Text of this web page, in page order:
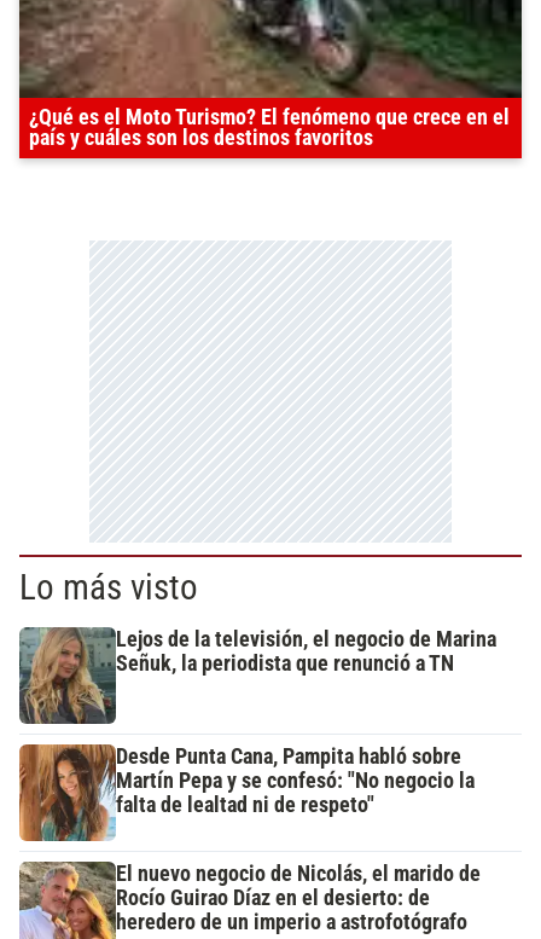
¿Qué es el Moto Turismo? El fenómeno que crece en el
país y cuáles son los destinos favoritos
Lo más visto
Lejos de la televisión, el negocio de Marina
Señuk, la periodista que renunció a TN
Desde Punta Cana, Pampita habló sobre
Martín Pepa y se confesó: "No negocio la
falta de lealtad ni de respeto"
El nuevo negocio de Nicolás, el marido de
Rocío Guirao Díaz en el desierto: de
heredero de un imperio a astrofotógrafo